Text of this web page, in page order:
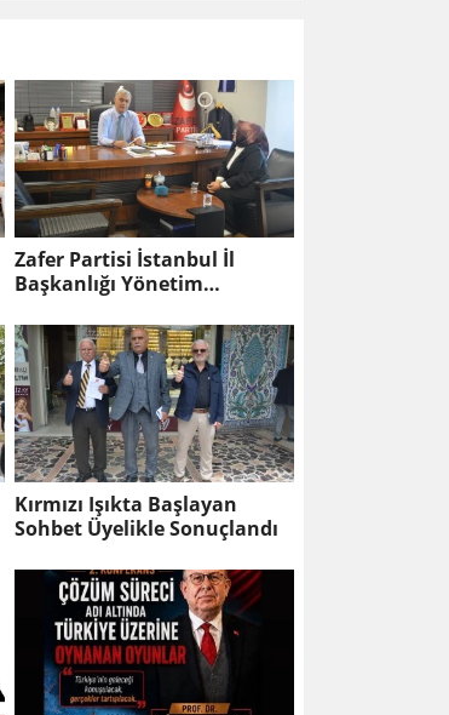
Zafer Partisi İstanbul İl
Başkanlığı Yönetim
Başkanlarını Kamuoyuna
Tanıtıyor
Kırmızı Işıkta Başlayan
Sohbet Üyelikle Sonuçlandı